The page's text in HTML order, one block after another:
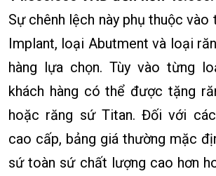
Sự chênh lệch này phụ thuộc vào
Implant, loại Abutment và loại
hàng lựa chọn. Tùy vào từng
khách hàng có thể được tặng
hoặc răng sứ Titan. Đối với
cao cấp, bảng giá thường mặc
sứ toàn sứ chất lượng cao hơn